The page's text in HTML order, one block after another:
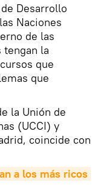
Desarrollo
Naciones
de las
tengan la
que
que
la Unión de
(UCCI) y
coincide con
a los más ricos